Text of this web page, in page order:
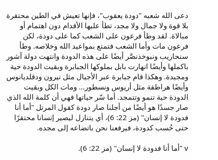
دعى الله شعبه "دودة يعقوب"، فإنها تعيش في الطين محتقرة
بلا قوة ولا جمال ولا مجد، تطأ عليها الأقدام دون اهتمام أو
مبالاة. لقد وطأ فرعون على الشعب كما على دودة، لكن
فرعون مات وأما الشعب فتمتع بمواعيد الله وخلاصه. وطأ
سنحاريب ونبوخذنصَّر أيضًا على هذه الدودة وانتهت دولة آشور
باكملها وأيضًا انهارت بابل بملوكها الجبابرة وبقيت الدودة حية
ومجيدة. وهكذا قام جبابرة عبر الأجيال مثل نيرون ودقلديانوس
وأيضًا هراطقة مثل أريوس ونسطور... ومات الكل وبقيت
الدودة حية تنمو وتتمجد. أما سّر حياتها فهي أن كلمة الله الذي
صار جسدًا هو أيضًا من أجلنا صار دودة كقول المرتل "أما أنا
فدودة لا إنسان" (مز 22: 6)، أي يتنازل ليصير إنسانا محتقرًا
حتى حُسب كدودة، فيرفعنا نحن باتضاعه إلى مجده.
v "أما أنا فدودة لا إنسان" (مز 22: 6).